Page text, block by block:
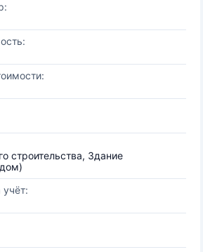
строительства, Здание
учёт: